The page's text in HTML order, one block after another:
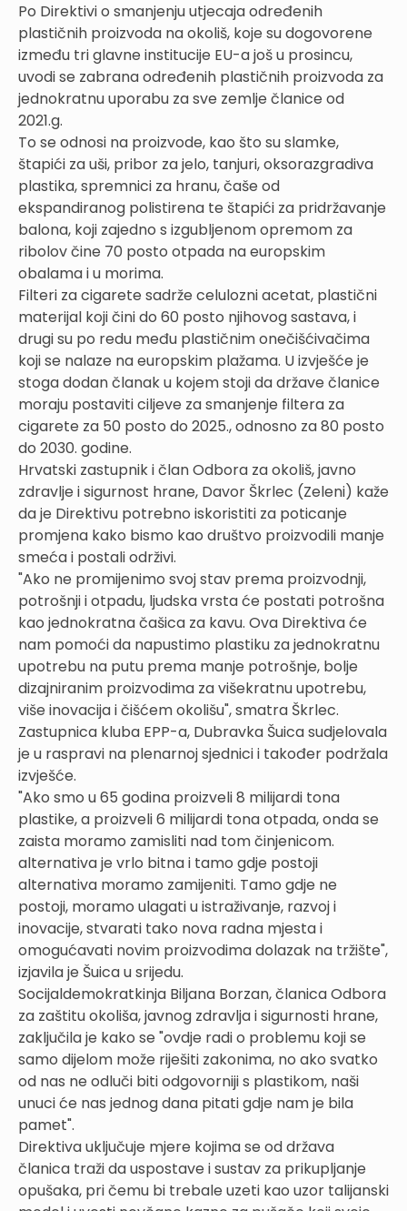
Po Direktivi o smanjenju utjecaja određenih
plastičnih proizvoda na okoliš, koje su dogovorene
između tri glavne institucije EU-a još u prosincu,
uvodi se zabrana određenih plastičnih proizvoda za
jednokratnu uporabu za sve zemlje članice od
2021.g.
To se odnosi na proizvode, kao što su slamke,
štapići za uši, pribor za jelo, tanjuri, oksorazgradiva
plastika, spremnici za hranu, čaše od
ekspandiranog polistirena te štapići za pridržavanje
balona, koji zajedno s izgubljenom opremom za
ribolov čine 70 posto otpada na europskim
obalama i u morima.
Filteri za cigarete sadrže celulozni acetat, plastični
materijal koji čini do 60 posto njihovog sastava, i
drugi su po redu među plastičnim onečišćivačima
koji se nalaze na europskim plažama. U izvješće je
stoga dodan članak u kojem stoji da države članice
moraju postaviti ciljeve za smanjenje filtera za
cigarete za 50 posto do 2025., odnosno za 80 posto
do 2030. godine.
Hrvatski zastupnik i član Odbora za okoliš, javno
zdravlje i sigurnost hrane, Davor Škrlec (Zeleni) kaže
da je Direktivu potrebno iskoristiti za poticanje
promjena kako bismo kao društvo proizvodili manje
smeća i postali održivi.
"Ako ne promijenimo svoj stav prema proizvodnji,
potrošnji i otpadu, ljudska vrsta će postati potrošna
kao jednokratna čašica za kavu. Ova Direktiva će
nam pomoći da napustimo plastiku za jednokratnu
upotrebu na putu prema manje potrošnje, bolje
dizajniranim proizvodima za višekratnu upotrebu,
više inovacija i čišćem okolišu", smatra Škrlec.
Zastupnica kluba EPP-a, Dubravka Šuica sudjelovala
je u raspravi na plenarnoj sjednici i također podržala
izvješće.
"Ako smo u 65 godina proizveli 8 milijardi tona
plastike, a proizveli 6 milijardi tona otpada, onda se
zaista moramo zamisliti nad tom činjenicom.
alternativa je vrlo bitna i tamo gdje postoji
alternativa moramo zamijeniti. Tamo gdje ne
postoji, moramo ulagati u istraživanje, razvoj i
inovacije, stvarati tako nova radna mjesta i
omogućavati novim proizvodima dolazak na tržište",
izjavila je Šuica u srijedu.
Socijaldemokratkinja Biljana Borzan, članica Odbora
za zaštitu okoliša, javnog zdravlja i sigurnosti hrane,
zaključila je kako se "ovdje radi o problemu koji se
samo dijelom može riješiti zakonima, no ako svatko
od nas ne odluči biti odgovorniji s plastikom, naši
unuci će nas jednog dana pitati gdje nam je bila
pamet".
Direktiva uključuje mjere kojima se od država
članica traži da uspostave i sustav za prikupljanje
opušaka, pri čemu bi trebale uzeti kao uzor talijanski